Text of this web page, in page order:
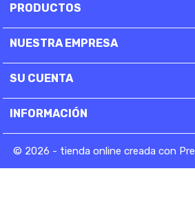
PRODUCTOS
NUESTRA EMPRESA
SU CUENTA
INFORMACIÓN
© 2026 - tienda online creada con